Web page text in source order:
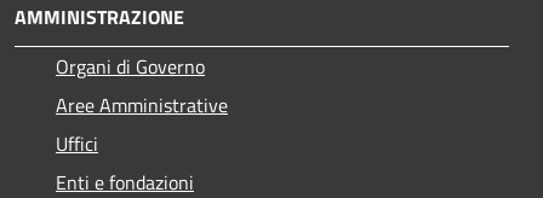
AMMINISTRAZIONE
Organi di Governo
Aree Amministrative
Uffici
Enti e fondazioni